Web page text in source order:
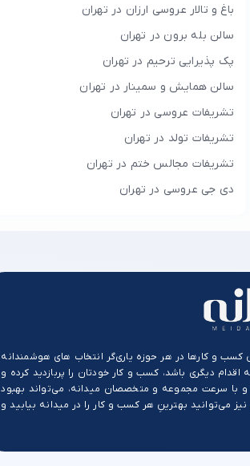
باغ و تالار عروسی ارزان در تهران
سالن بله برون در تهران
پک پذیرایی ترحیم در تهران
سالن همایش و سمینار در تهران
تشریفات عروسی در تهران
تشریفات تولد در تهران
تشریفات مجالس ختم در تهران
دی جی عروسی در تهران
کسب و کارها در هر حوزه یاری‌گر انتخاب های هوشمندانه
دیگری باشد، کسب و کار خودتان را پربازدید کرده و
و با سرعت مجموعه و متخصصان میدانه، می‌تواند بهبود
می‌توانید بهترینِ هر کسب و کار را در میدانه بیابید و